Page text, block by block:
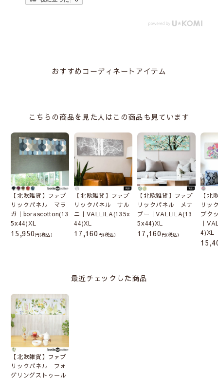
マジカルピンフック(石膏ボード用)
ので賃貸でも使いやすい！
フックを使うことでファブリクパネルが安定して外れにくくなりま
大きいサイズのファブリックパネルはもちろん、小さいサイズでも
取付金具セットと同時に購入して安全な取付をおすすめします。
商品はこちら
おすすめコーディネートアイテム
こちらの商品を見た人はこの商品も見ています
【北欧雑貨】ファブ
リックパネル マラ
ガ｜borascotton(13
5x44)XL
15,950 (税込)
【北欧雑貨】ファブ
リックパネル サル
ニ｜VALLILA(135x
44)XL
17,160 (税込)
【北欧雑貨】ファブ
リックパネル メナ
プー｜VALLILA(13
5x44)XL
17,160 (税込)
【北
リッ
プク
｜
4)XL
最近チェックした商品
【北欧雑貨】ファブ
リックパネル フォ
グリングストゥール